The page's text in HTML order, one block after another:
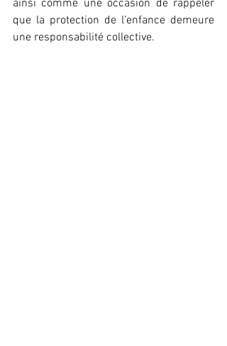
ainsi comme une occasion de rappeler
que la protection de l’enfance demeure
une responsabilité collective.